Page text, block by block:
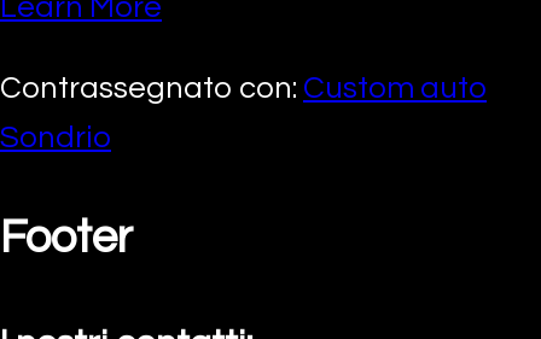
Learn More
Contrassegnato con: Custom auto
Sondrio
Footer